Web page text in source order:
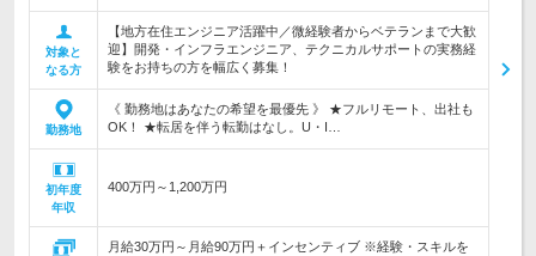
対象と
なる方
【地方在住エンジニア活躍中／微経験者からベテランまで大歓
迎】開発・インフラエンジニア、テクニカルサポートの実務経
験をお持ちの方を幅広く募集！
勤務地
《 勤務地はあなたの希望を最優先 》 ★フルリモート、出社も
OK！ ★転居を伴う転勤はなし。U・I…
初年度
年収
400万円～1,200万円
月給30万円～月給90万円＋インセンティブ ※経験・スキルを